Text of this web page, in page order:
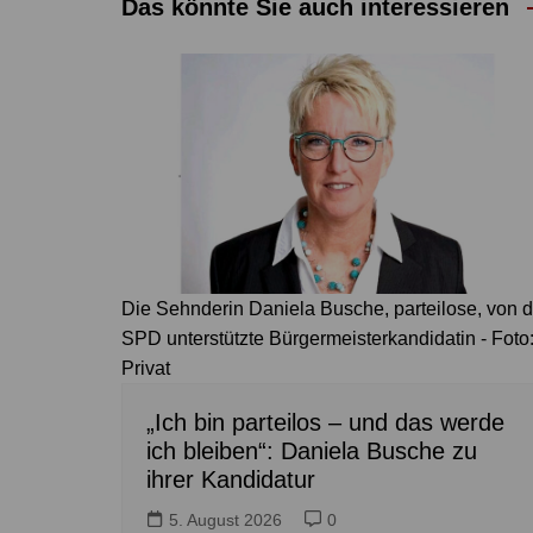
Das könnte Sie auch interessieren
Die Sehnderin Daniela Busche, parteilose, von
SPD unterstützte Bürgermeisterkandidatin - Foto:
Privat
„Ich bin parteilos – und das werde
ich bleiben“: Daniela Busche zu
ihrer Kandidatur
5. August 2026 0